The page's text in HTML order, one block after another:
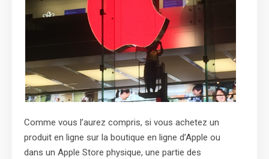
Comme vous l’aurez compris, si vous achetez un
produit en ligne sur la boutique en ligne d’Apple ou
dans un Apple Store physique, une partie des